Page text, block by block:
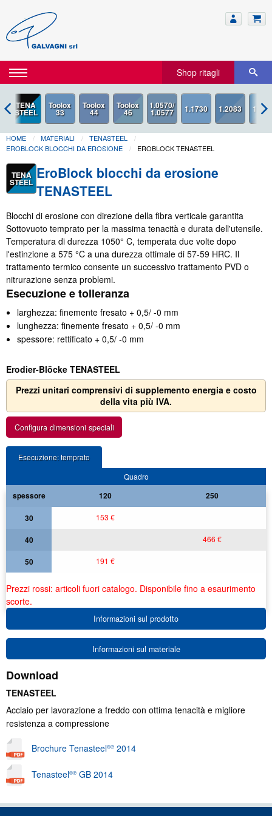
Shop ritagli
TENA
STEEL
HOME MATERIALI
TENASTEEL
EROBLOCK BLOCCHI DA EROSIONE
EROBLOCK TENASTEEL
TENA
STEEL
EroBlock blocchi da erosione
TENASTEEL
Blocchi di erosione con direzione della fibra verticale garantita
Sottovuoto temprato per la massima tenacità e durata dell'utensile.
Temperatura di durezza 1050° C, temperata due volte dopo
l'estinzione a 575 °C a una durezza ottimale di 57-59 HRC. Il
trattamento termico consente un successivo trattamento PVD o
nitrurazione senza problemi.
Esecuzione e tolleranza
larghezza: finemente fresato + 0,5/ -0 mm
lunghezza: finemente fresato + 0,5/ -0 mm
spessore: rettificato + 0,5/ -0 mm
Erodier-Blöcke TENASTEEL
Prezzi unitari comprensivi di supplemento energia e costo
della vita più IVA.
Configura dimensioni speciali
Esecuzione: temprato
Quadro
spessore 120 250
30 153 €
40 466 €
50 191 €
Prezzi rossi: articoli fuori catalogo. Disponibile fino a esaurimento
scorte.
Informazioni sul prodotto
Informazioni sul materiale
Download
TENASTEEL
Acciaio per lavorazione a freddo con ottima tenacità e migliore
resistenza a compressione
Brochure Tenasteel®℗ 2014
Tenasteel®℗ GB 2014